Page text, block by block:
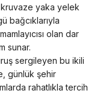
kruvaze yaka yelek
bağcıklarıyla
olan dar
sunar.
sergileyen bu ikili
günlük şehir
rahatlıkla tercih